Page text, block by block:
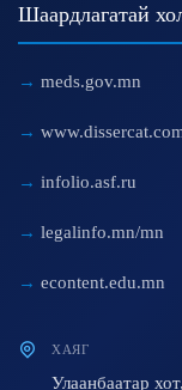
Шаардлагатай
meds.gov.mn
infolio.asf.ru
legalinfo.mn/mn
econtent.edu.mn
ХАЯГ
Улаанбаатар